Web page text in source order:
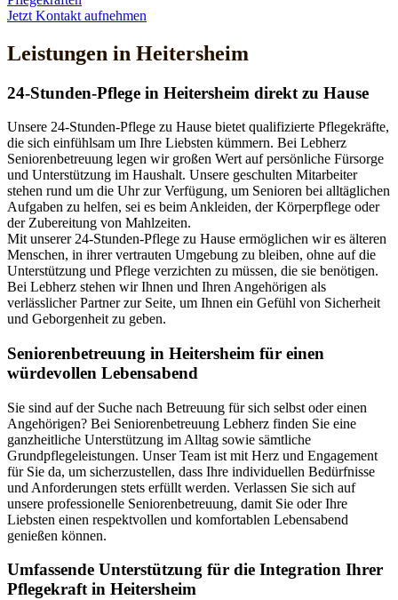
Jetzt Kontakt aufnehmen
Leistungen in Heitersheim
24-Stunden-Pflege in Heitersheim direkt zu Hause
Unsere 24-Stunden-Pflege zu Hause bietet qualifizierte Pflegekräfte,
die sich einfühlsam um Ihre Liebsten kümmern. Bei Lebherz
Seniorenbetreuung legen wir großen Wert auf persönliche Fürsorge
und Unterstützung im Haushalt. Unsere geschulten Mitarbeiter
stehen rund um die Uhr zur Verfügung, um Senioren bei alltäglichen
Aufgaben zu helfen, sei es beim Ankleiden, der Körperpflege oder
der Zubereitung von Mahlzeiten.
Mit unserer 24-Stunden-Pflege zu Hause ermöglichen wir es älteren
Menschen, in ihrer vertrauten Umgebung zu bleiben, ohne auf die
Unterstützung und Pflege verzichten zu müssen, die sie benötigen.
Bei Lebherz stehen wir Ihnen und Ihren Angehörigen als
verlässlicher Partner zur Seite, um Ihnen ein Gefühl von Sicherheit
und Geborgenheit zu geben.
Senioren­betreuung in Heitersheim für einen
würdevollen Lebensabend
Sie sind auf der Suche nach Betreuung für sich selbst oder einen
Angehörigen? Bei Seniorenbetreuung Lebherz finden Sie eine
ganzheitliche Unterstützung im Alltag sowie sämtliche
Grundpflegeleistungen. Unser Team ist mit Herz und Engagement
für Sie da, um sicherzustellen, dass Ihre individuellen Bedürfnisse
und Anforderungen stets erfüllt werden. Verlassen Sie sich auf
unsere professionelle Seniorenbetreuung, damit Sie oder Ihre
Liebsten einen respektvollen und komfortablen Lebensabend
genießen können.
Umfassende Unterstützung für die Integration Ihrer
Pflegekraft in Heitersheim